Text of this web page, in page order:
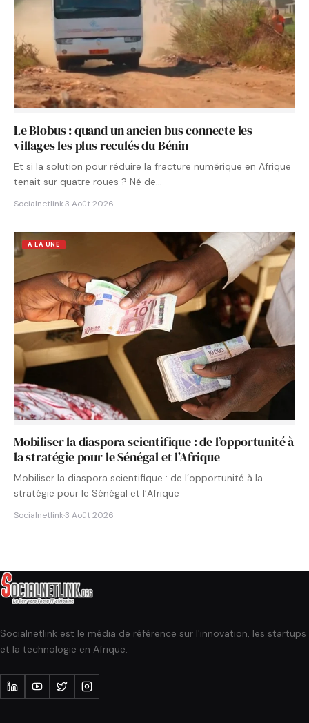
Le Blobus : quand un ancien bus connecte les
villages les plus reculés du Bénin
Et si la solution pour réduire la fracture numérique en Afrique
tenait sur quatre roues ? Né de…
Socialnetlink·3 Août 2026
A LA UNE
Mobiliser la diaspora scientifique : de l’opportunité à
la stratégie pour le Sénégal et l’Afrique
Mobiliser la diaspora scientifique : de l’opportunité à la
stratégie pour le Sénégal et l’Afrique
Socialnetlink·3 Août 2026
Socialnetlink est le média de référence sur l'innovation, les startups
et la technologie en Afrique.